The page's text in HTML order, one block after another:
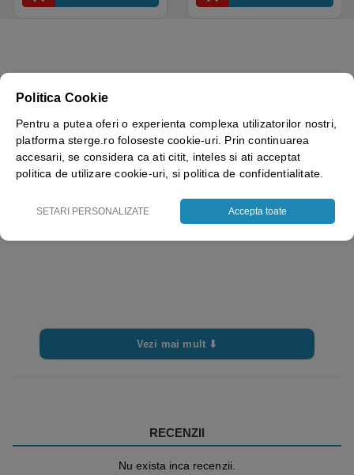
Greutate
Brand Delta Plus
Culoare Negru
Vezi mai mult ⬇
RECENZII
Nu exista inca recenzii.
Politica Cookie
Pentru a putea oferi o experienta complexa utilizatorilor nostri,
platforma sterge.ro foloseste cookie-uri. Prin continuarea
accesarii, se considera ca ati citit, inteles si ati acceptat
politica de utilizare cookie-uri, si politica de confidentialitate.
SETARI PERSONALIZATE Accepta toate